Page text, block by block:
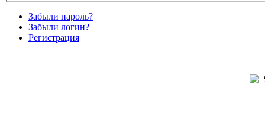
Забыли пароль?
Забыли логин?
Регистрация